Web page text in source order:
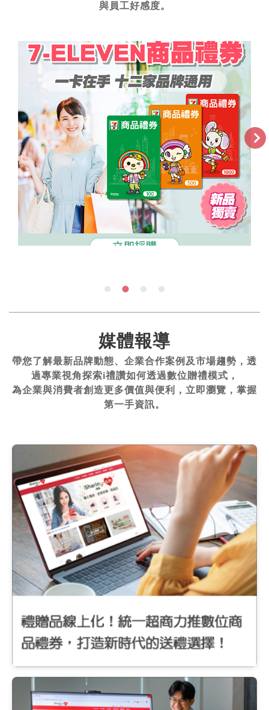
與員工好感度。
媒體報導
帶您了解最新品牌動態、企業合作案例及市場趨勢，透
過專業視角探索i禮讚如何透過數位贈禮模式，
為企業與消費者創造更多價值與便利，立即瀏覽，掌握
第一手資訊。